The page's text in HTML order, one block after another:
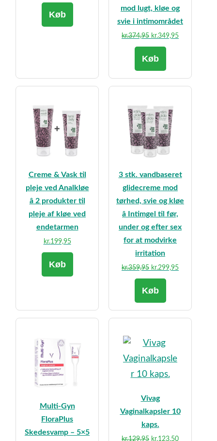
Køb
mod lugt, kløe og
svie i intimområdet
kr.374,95 Den
oprindelige
pris
kr.374,95.
kr.349,95Den
kr.349,95.
Køb
Creme & Vask til
pleje ved Analkløe
â 2 produkter til
pleje af kløe ved
endetarmen
kr.199,95
Køb
3 stk. vandbaseret
glidecreme mod
tørhed, svie og kløe
â Intimgel til før,
under og efter sex
for at modvirke
irritation
kr.359,95 Den
oprindelige
pris
kr.359,95.
kr.299,95Den
kr.299,95.
Køb
Multi-Gyn
FloraPlus
Skedesvamp – 5×5
Vivag
Vaginalkapsler 10
kaps.
kr.129,95 Den
kr.123,50Den